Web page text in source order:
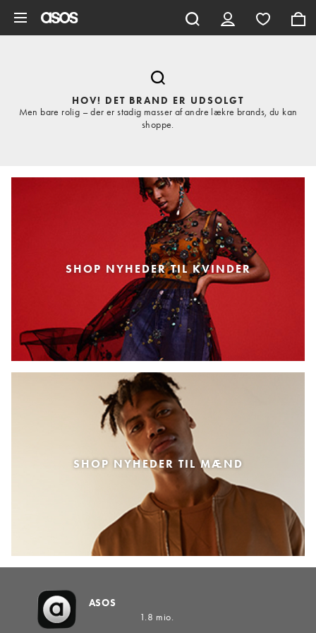
HOV! DET BRAND ER UDSOLGT
Men bare rolig – der er stadig masser af andre lækre brands, du kan
shoppe.
SHOP NYHEDER TIL KVINDER
SHOP NYHEDER TIL MÆND
ASOS
1.8 mio.